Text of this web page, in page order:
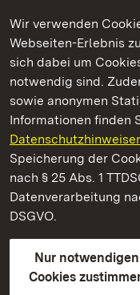
Wir verwenden
Webseiten-Erlebnis
sich dabei um
notwendig sind.
sowie anonymen
Informationen finden
Speicherung der
nach § 25 Abs. 1
Datenverarbeitung
DSGVO.
Nur notwendigen
Cookies
Kommen. Staunen.
Staatliche Schlösser
Staatliche Schlösser
Kontakt
Gebärdensprache
Erklärung zur
BITV-konform